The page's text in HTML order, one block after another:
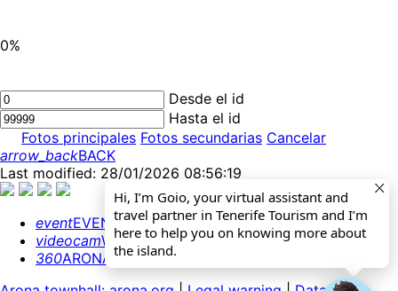
Hi, I’m Goio, your virtual assistant and
travel partner in Tenerife Tourism and I’m
here to help you on knowing more about
the island.
0%
Desde el id
Hasta el id
Fotos principales Fotos secundarias Cancelar
arrow_backBACK
Last modified: 28/01/2026 08:56:19
eventEVENTS CALENDAR
videocamWEBCAMS
360ARONA 360º